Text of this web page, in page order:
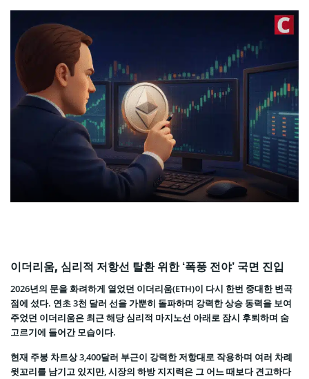
이더리움, 심리적 저항선 탈환 위한 ‘폭풍 전야’ 국면 진입
2026년의 문을 화려하게 열었던 이더리움(ETH)이 다시 한번 중대한 변곡
점에 섰다. 연초 3천 달러 선을 가뿐히 돌파하며 강력한 상승 동력을 보여
주었던 이더리움은 최근 해당 심리적 마지노선 아래로 잠시 후퇴하며 숨
고르기에 들어간 모습이다.
현재 주봉 차트상 3,400달러 부근이 강력한 저항대로 작용하며 여러 차례
윗꼬리를 남기고 있지만, 시장의 하방 지지력은 그 어느 때보다 견고하다